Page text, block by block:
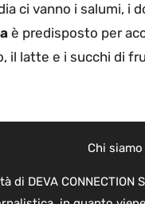
ci vanno i salumi, i
è predisposto per
il latte e i succhi di
Chi siamo
DEVA CONNECTION